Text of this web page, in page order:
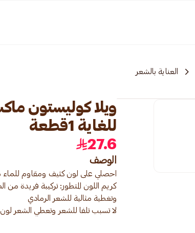
العناية بالشعر
للغاية 1قطعة
27.6
الوصف
كريم اللون المتطور: تركيبة فريدة
لا تسبب تلفا للشعر وتعطي الشعر